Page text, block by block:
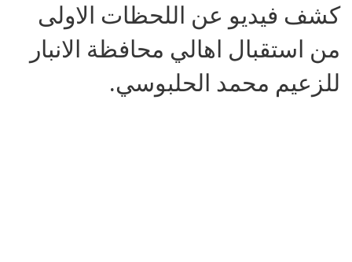
كشف فيديو عن اللحظات الاولى
من استقبال اهالي محافظة الانبار
للزعيم محمد الحلبوسي.